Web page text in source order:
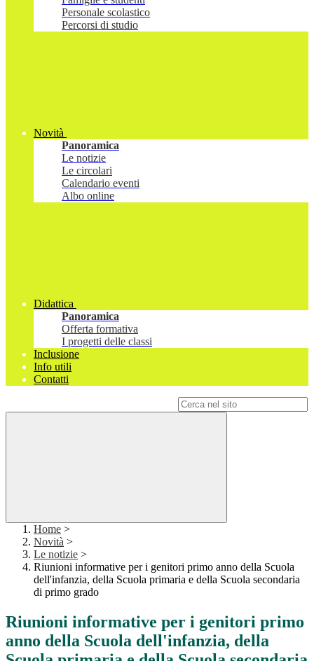
Personale scolastico
Percorsi di studio
Novità
Panoramica
Le notizie
Le circolari
Calendario eventi
Albo online
Didattica
Panoramica
Offerta formativa
I progetti delle classi
Inclusione
Info utili
Contatti
Home >
Novità >
Le notizie >
Riunioni informative per i genitori primo anno della Scuola
dell'infanzia, della Scuola primaria e della Scuola secondaria
di primo grado
Riunioni informative per i genitori primo
anno della Scuola dell'infanzia, della